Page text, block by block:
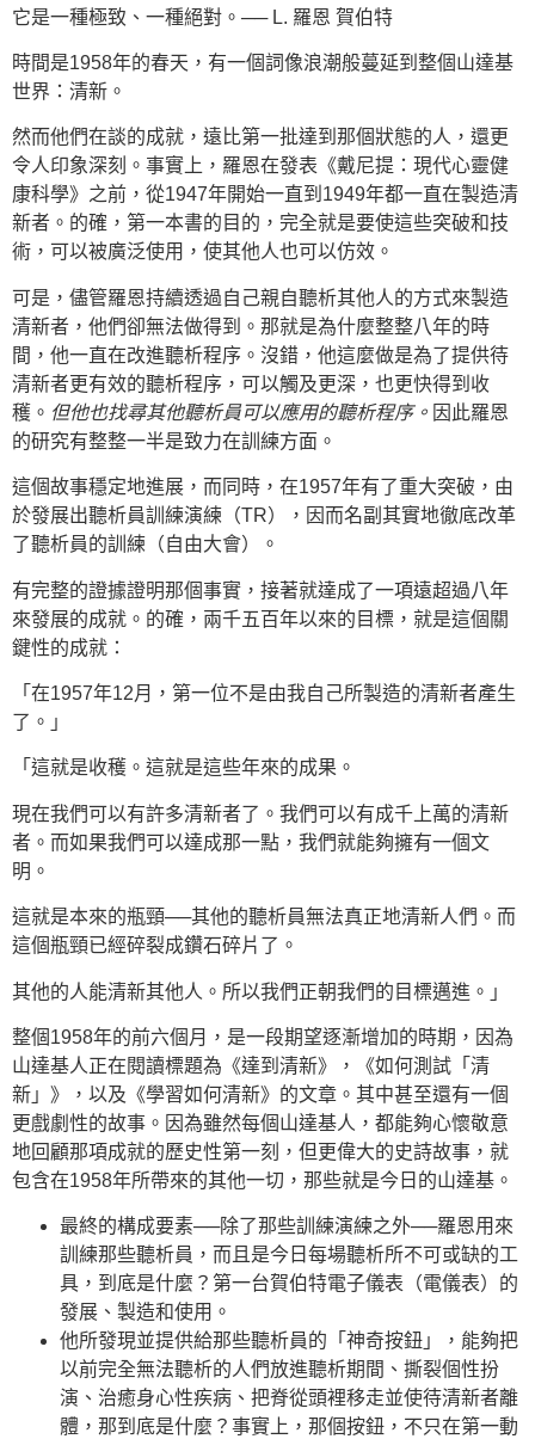
它是一種極致、一種絕對。 ── L. 羅恩 賀伯特
時間是1958年的春天，有一個詞像浪潮般蔓延到整個山達基
世界：清新。
然而他們在談的成就，遠比第一批達到那個狀態的人，還更
令人印象深刻。事實上，羅恩在發表《戴尼提：現代心靈健
康科學》之前，從1947年開始一直到1949年都一直在製造清
新者。的確，第一本書的目的，完全就是要使這些突破和技
術，可以被廣泛使用，使其他人也可以仿效。
可是，儘管羅恩持續透過自己親自聽析其他人的方式來製造
清新者，他們卻無法做得到。那就是為什麼整整八年的時
間，他一直在改進聽析程序。沒錯，他這麼做是為了提供待
清新者更有效的聽析程序，可以觸及更深，也更快得到收
穫。 但他也找尋其他聽析員可以應用的聽析程序。 因此羅恩
的研究有整整一半是致力在訓練方面。
這個故事穩定地進展，而同時，在1957年有了重大突破，由
於發展出聽析員訓練演練（TR），因而名副其實地徹底改革
了聽析員的訓練（自由大會）。
有完整的證據證明那個事實，接著就達成了一項遠超過八年
來發展的成就。的確，兩千五百年以來的目標，就是這個關
鍵性的成就：
「在1957年12月，第一位不是由我自己所製造的清新者產生
了。」
「這就是收穫。這就是這些年來的成果。
現在我們可以有許多清新者了。我們可以有成千上萬的清新
者。而如果我們可以達成那一點，我們就能夠擁有一個文
明。
這就是本來的瓶頸──其他的聽析員無法真正地清新人們。而
這個瓶頸已經碎裂成鑽石碎片了。
其他的人能清新其他人。所以我們正朝我們的目標邁進。」
整個1958年的前六個月，是一段期望逐漸增加的時期，因為
山達基人正在閱讀標題為《達到清新》，《如何測試「清
新」》，以及《學習如何清新》的文章。其中甚至還有一個
更戲劇性的故事。因為雖然每個山達基人，都能夠心懷敬意
地回顧那項成就的歷史性第一刻，但更偉大的史詩故事，就
包含在1958年所帶來的其他一切，那些就是今日的山達基。
最終的構成要素──除了那些訓練演練之外──羅恩用來
訓練那些聽析員，而且是今日每場聽析所不可或缺的工
具，到底是什麼？第一台賀伯特電子儀表（電儀表）的
發展、製造和使用。
他所發現並提供給那些聽析員的「神奇按鈕」，能夠把
以前完全無法聽析的人們放進聽析期間、撕裂個性扮
演、治癒身心性疾病、把脊從頭裡移走並使待清新者離
體，那到底是什麼？事實上，那個按鈕，不只在第一動